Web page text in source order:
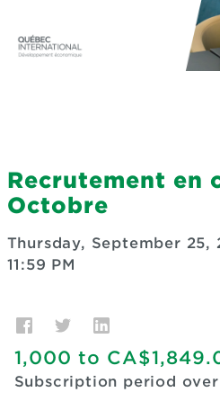
Recrutement en
Octobre
Thursday, September 25,
11:59 PM
1,000 to
Subscription period over